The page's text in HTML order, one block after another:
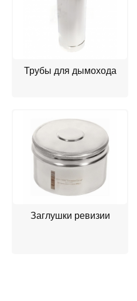
Трубы для дымохода
Заглушки ревизии